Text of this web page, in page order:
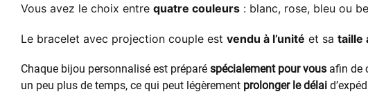
Vous avez le choix entre quatre couleurs : blanc, rose, bleu ou
Le bracelet avec projection couple est vendu à l’unité et sa taille
Chaque bijou personnalisé est préparé spécialement pour vous afin de
un peu plus de temps, ce qui peut légèrement prolonger le délai